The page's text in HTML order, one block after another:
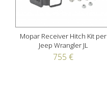
Mopar Receiver Hitch Kit per
Jeep Wrangler JL
755 €